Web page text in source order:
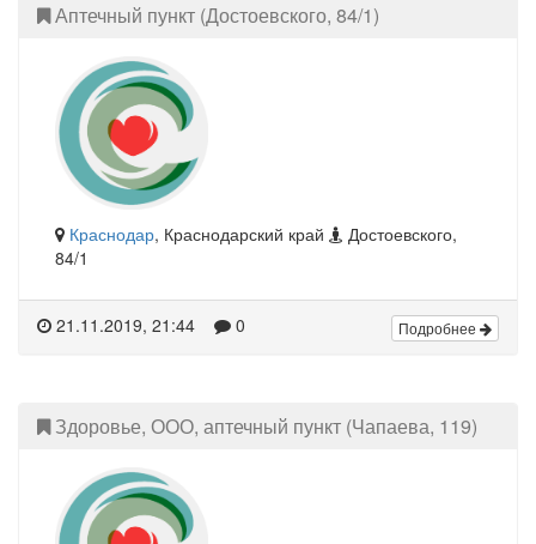
Аптечный пункт (Достоевского, 84/1)
Краснодар, Краснодарский край
Достоевского,
84/1
21.11.2019, 21:44 0 Подробнее
Здоровье, ООО, аптечный пункт (Чапаева, 119)